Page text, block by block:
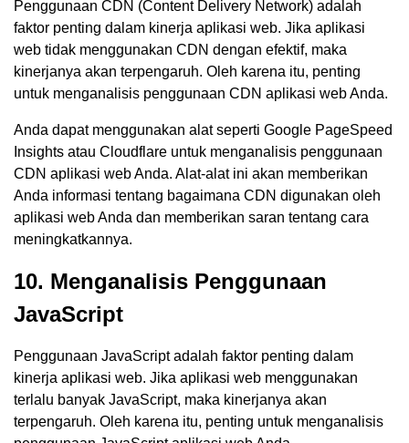
Penggunaan CDN (Content Delivery Network) adalah
faktor penting dalam kinerja aplikasi web. Jika aplikasi
web tidak menggunakan CDN dengan efektif, maka
kinerjanya akan terpengaruh. Oleh karena itu, penting
untuk menganalisis penggunaan CDN aplikasi web Anda.
Anda dapat menggunakan alat seperti Google PageSpeed
Insights atau Cloudflare untuk menganalisis penggunaan
CDN aplikasi web Anda. Alat-alat ini akan memberikan
Anda informasi tentang bagaimana CDN digunakan oleh
aplikasi web Anda dan memberikan saran tentang cara
meningkatkannya.
10. Menganalisis Penggunaan
JavaScript
Penggunaan JavaScript adalah faktor penting dalam
kinerja aplikasi web. Jika aplikasi web menggunakan
terlalu banyak JavaScript, maka kinerjanya akan
terpengaruh. Oleh karena itu, penting untuk menganalisis